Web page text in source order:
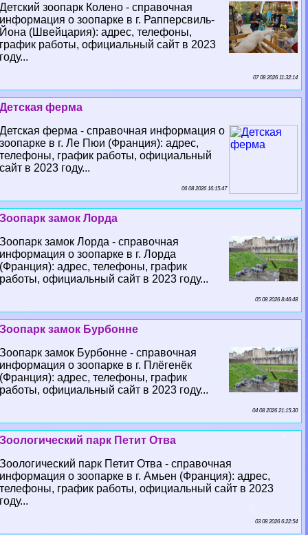
Детский зоопарк Колено - справочная
информация о зоопарке в г. Рапперсвиль-
Йона (Швейцария): адрес, телефоны,
график работы, официальный сайт в 2023
году...
07 08 2026 11:32:14
Детская ферма
Детская ферма - справочная информация о
зоопарке в г. Ле Пюи (Франция): адрес,
телефоны, график работы, официальный
сайт в 2023 году...
06 08 2026 16:15:47
Зоопарк замок Лорда
Зоопарк замок Лорда - справочная
информация о зоопарке в г. Лорда
(Франция): адрес, телефоны, график
работы, официальный сайт в 2023 году...
05 08 2026 8:46:48
Зоопарк замок Бурбонне
Зоопарк замок Бурбонне - справочная
информация о зоопарке в г. Плёгенёк
(Франция): адрес, телефоны, график
работы, официальный сайт в 2023 году...
04 08 2026 21:15:30
Зоологический парк Петит Отва
Зоологический парк Петит Отва - справочная
информация о зоопарке в г. Амьен (Франция): адрес,
телефоны, график работы, официальный сайт в 2023
году...
03 08 2026 6:22:54